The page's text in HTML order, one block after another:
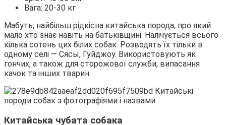
Вага: 20-30 кг
Мабуть, найбільш рідкісна китайська порода, про який
мало хто знає навіть на батьківщині. Налічується всього
кілька сотень цих білих собак. Розводять їх тільки в
одному селі ― Сясы, Гуйджоу. Використовують як
гончих, а також для сторожової служби, випасання
качок та інших тварин.
Китайська чубата собака